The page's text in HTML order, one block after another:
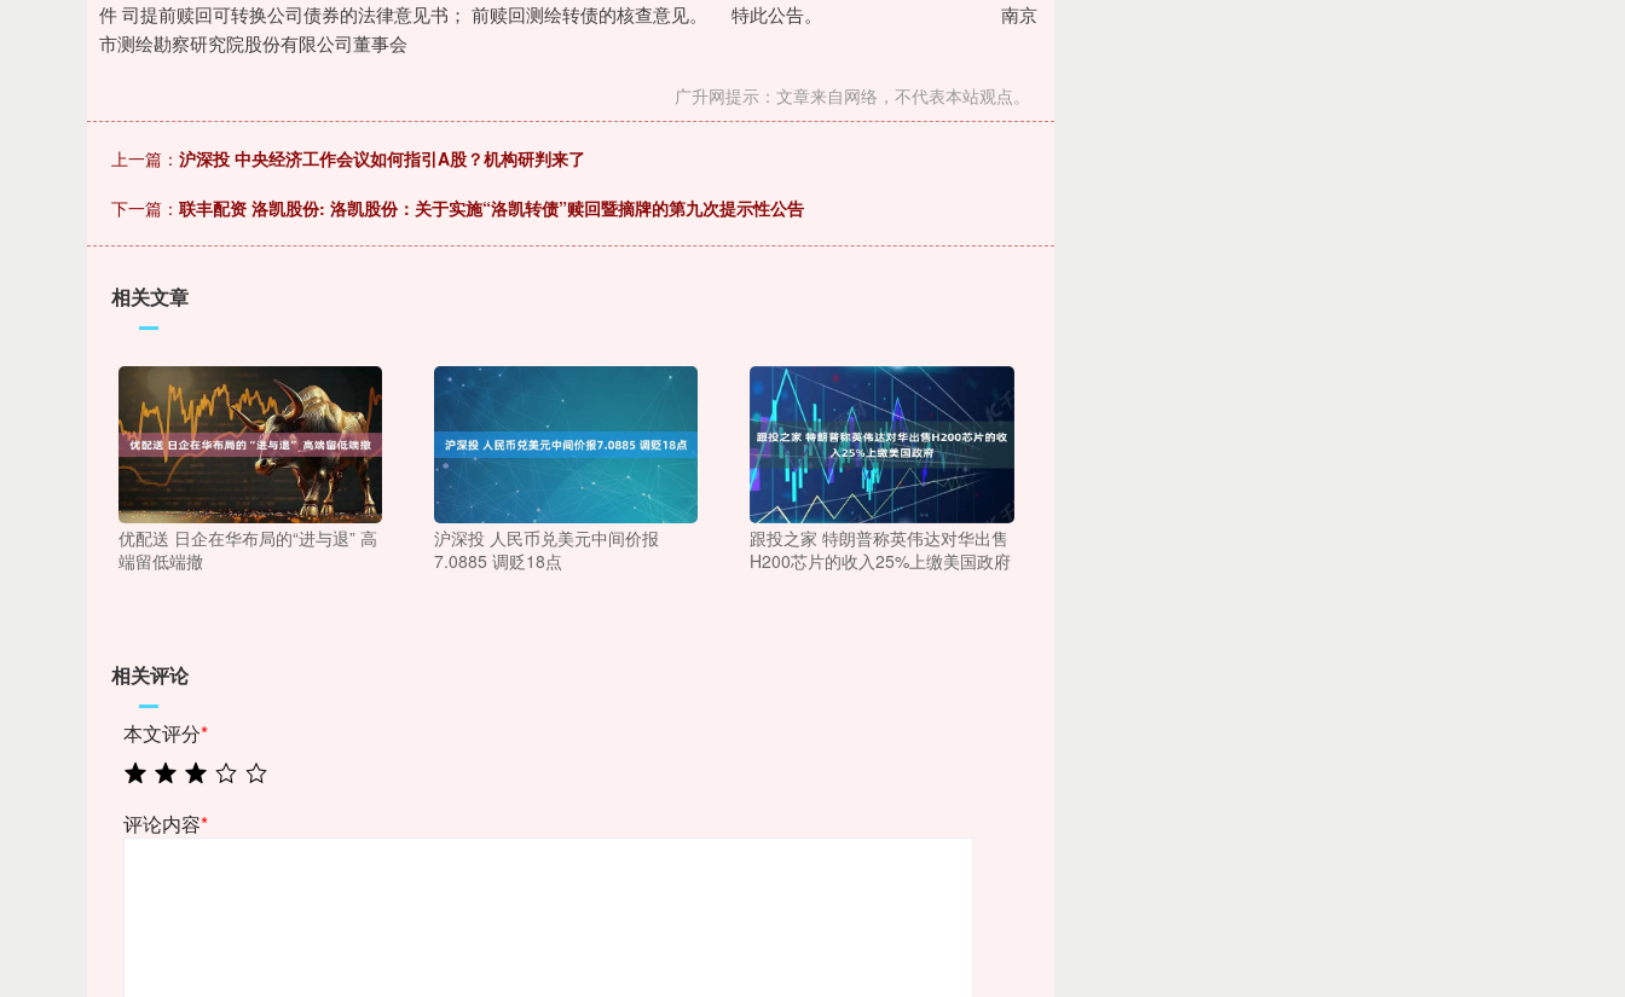
件 司提前赎回可转换公司债券的法律意见书； 前赎回测绘转债的核查意见。 特此公告。 南京
市测绘勘察研究院股份有限公司董事会
广升网提示：文章来自网络，不代表本站观点。
上一篇： 沪深投 中央经济工作会议如何指引A股？机构研判来了
下一篇： 联丰配资 洛凯股份: 洛凯股份：关于实施“洛凯转债”赎回暨摘牌的第九次提示性公告
相关文章
优配送 日企在华布局的“进与退” 高
端留低端撤
沪深投 人民币兑美元中间价报
7.0885 调贬18点
跟投之家 特朗普称英伟达对华出售
H200芯片的收入25%上缴美国政府
相关评论
本文评分*
评论内容*